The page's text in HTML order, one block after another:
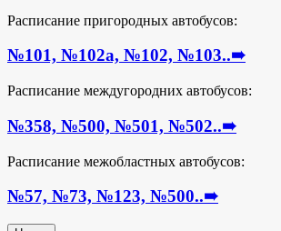
Расписание пригородных автобусов:
№101, №102а, №102, №103..➠
Расписание междугородних автобусов:
№358, №500, №501, №502..➠
Расписание межобластных автобусов:
№57, №73, №123, №500..➠